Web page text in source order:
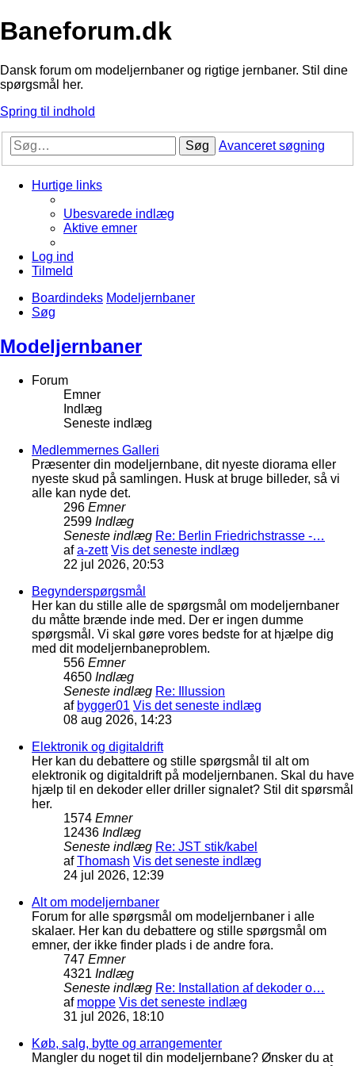
Baneforum.dk
Dansk forum om modeljernbaner og rigtige jernbaner. Stil dine
spørgsmål her.
Spring til indhold
Søg Avanceret søgning
Hurtige links
Ubesvarede indlæg
Aktive emner
Log ind
Tilmeld
Boardindeks Modeljernbaner
Søg
Modeljernbaner
Forum
Emner
Indlæg
Seneste indlæg
Medlemmernes Galleri
Præsenter din modeljernbane, dit nyeste diorama eller
nyeste skud på samlingen. Husk at bruge billeder, så vi
alle kan nyde det.
296 Emner
2599 Indlæg
Seneste indlæg Re: Berlin Friedrichstrasse -…
afa-zett Vis det seneste indlæg
22 jul 2026, 20:53
Begynderspørgsmål
Her kan du stille alle de spørgsmål om modeljernbaner
du måtte brænde inde med. Der er ingen dumme
spørgsmål. Vi skal gøre vores bedste for at hjælpe dig
med dit modeljernbaneproblem.
556 Emner
4650 Indlæg
Seneste indlæg Re: Illussion
af bygger01 Vis det seneste indlæg
08 aug 2026, 14:23
Elektronik og digitaldrift
Her kan du debattere og stille spørgsmål til alt om
elektronik og digitaldrift på modeljernbanen. Skal du have
hjælp til en dekoder eller driller signalet? Stil dit spørsmål
her.
1574 Emner
12436 Indlæg
Seneste indlæg Re: JST stik/kabel
afThomash Vis det seneste indlæg
24 jul 2026, 12:39
Alt om modeljernbaner
Forum for alle spørgsmål om modeljernbaner i alle
skalaer. Her kan du debattere og stille spørgsmål om
emner, der ikke finder plads i de andre fora.
747 Emner
4321 Indlæg
Seneste indlæg Re: Installation af dekoder o…
af moppe Vis det seneste indlæg
31 jul 2026, 18:10
Køb, salg, bytte og arrangementer
Mangler du noget til din modeljernbane? Ønsker du at